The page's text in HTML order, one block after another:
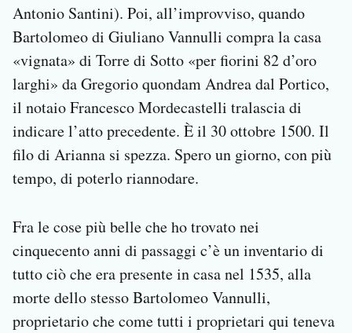
Antonio Santini). Poi, all’improvviso, quando
Bartolomeo di Giuliano Vannulli compra la casa
«vignata» di Torre di Sotto «per fiorini 82 d’oro
larghi» da Gregorio quondam Andrea dal Portico,
il notaio Francesco Mordecastelli tralascia di
indicare l’atto precedente. È il 30 ottobre 1500. Il
filo di Arianna si spezza. Spero un giorno, con più
tempo, di poterlo riannodare.
Fra le cose più belle che ho trovato nei
cinquecento anni di passaggi c’è un inventario di
tutto ciò che era presente in casa nel 1535, alla
morte dello stesso Bartolomeo Vannulli,
proprietario che come tutti i proprietari qui teneva